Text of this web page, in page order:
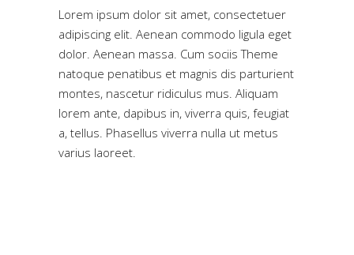
Lorem ipsum dolor sit amet, consectetuer
adipiscing elit. Aenean commodo ligula eget
dolor. Aenean massa. Cum sociis Theme
natoque penatibus et magnis dis parturient
montes, nascetur ridiculus mus. Aliquam
lorem ante, dapibus in, viverra quis, feugiat
a, tellus. Phasellus viverra nulla ut metus
varius laoreet.